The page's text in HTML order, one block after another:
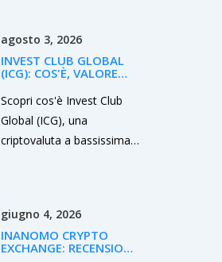
mondo Web3.
agosto 3, 2026
INVEST CLUB GLOBAL
(ICG): COS'È, VALORE
Scopri cos'è Invest Club
Global (ICG), una
criptovaluta a bassissima
e consigli per gli investitori
nel 2026.
giugno 4, 2026
INANOMO CRYPTO
EXCHANGE: RECENSIONE